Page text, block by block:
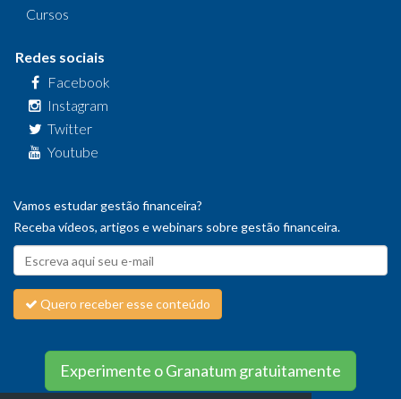
Cursos
Redes sociais
Facebook
Instagram
Twitter
Youtube
Vamos estudar gestão financeira?
Receba vídeos, artigos e webinars sobre gestão financeira.
Quero receber esse conteúdo
Experimente o Granatum gratuitamente